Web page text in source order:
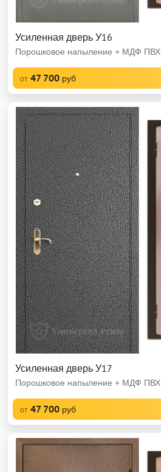
Усиленная дверь У16
Порошковое напыление + МДФ ПВХ
от 47 700 руб
Усиленная дверь У17
Порошковое напыление + МДФ ПВХ
от 47 700 руб